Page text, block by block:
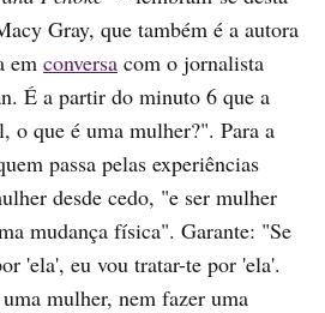
Gray, que também é a autora
em conversa com o jornalista
É a partir do minuto 6 que a
o que é uma mulher?". Para a
passa pelas experiências
desde cedo, "e ser mulher
mudança física". Garante: "Se
'ela', eu vou tratar-te por 'ela'.
mulher, nem fazer uma